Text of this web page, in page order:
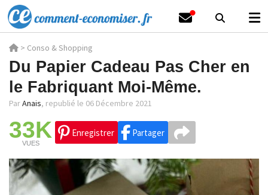
> Conso & Shopping
Du Papier Cadeau Pas Cher en
le Fabriquant Moi-Même.
ParAnais, republié le 06 Décembre 2021
33K
VUES
Enregistrer Partager